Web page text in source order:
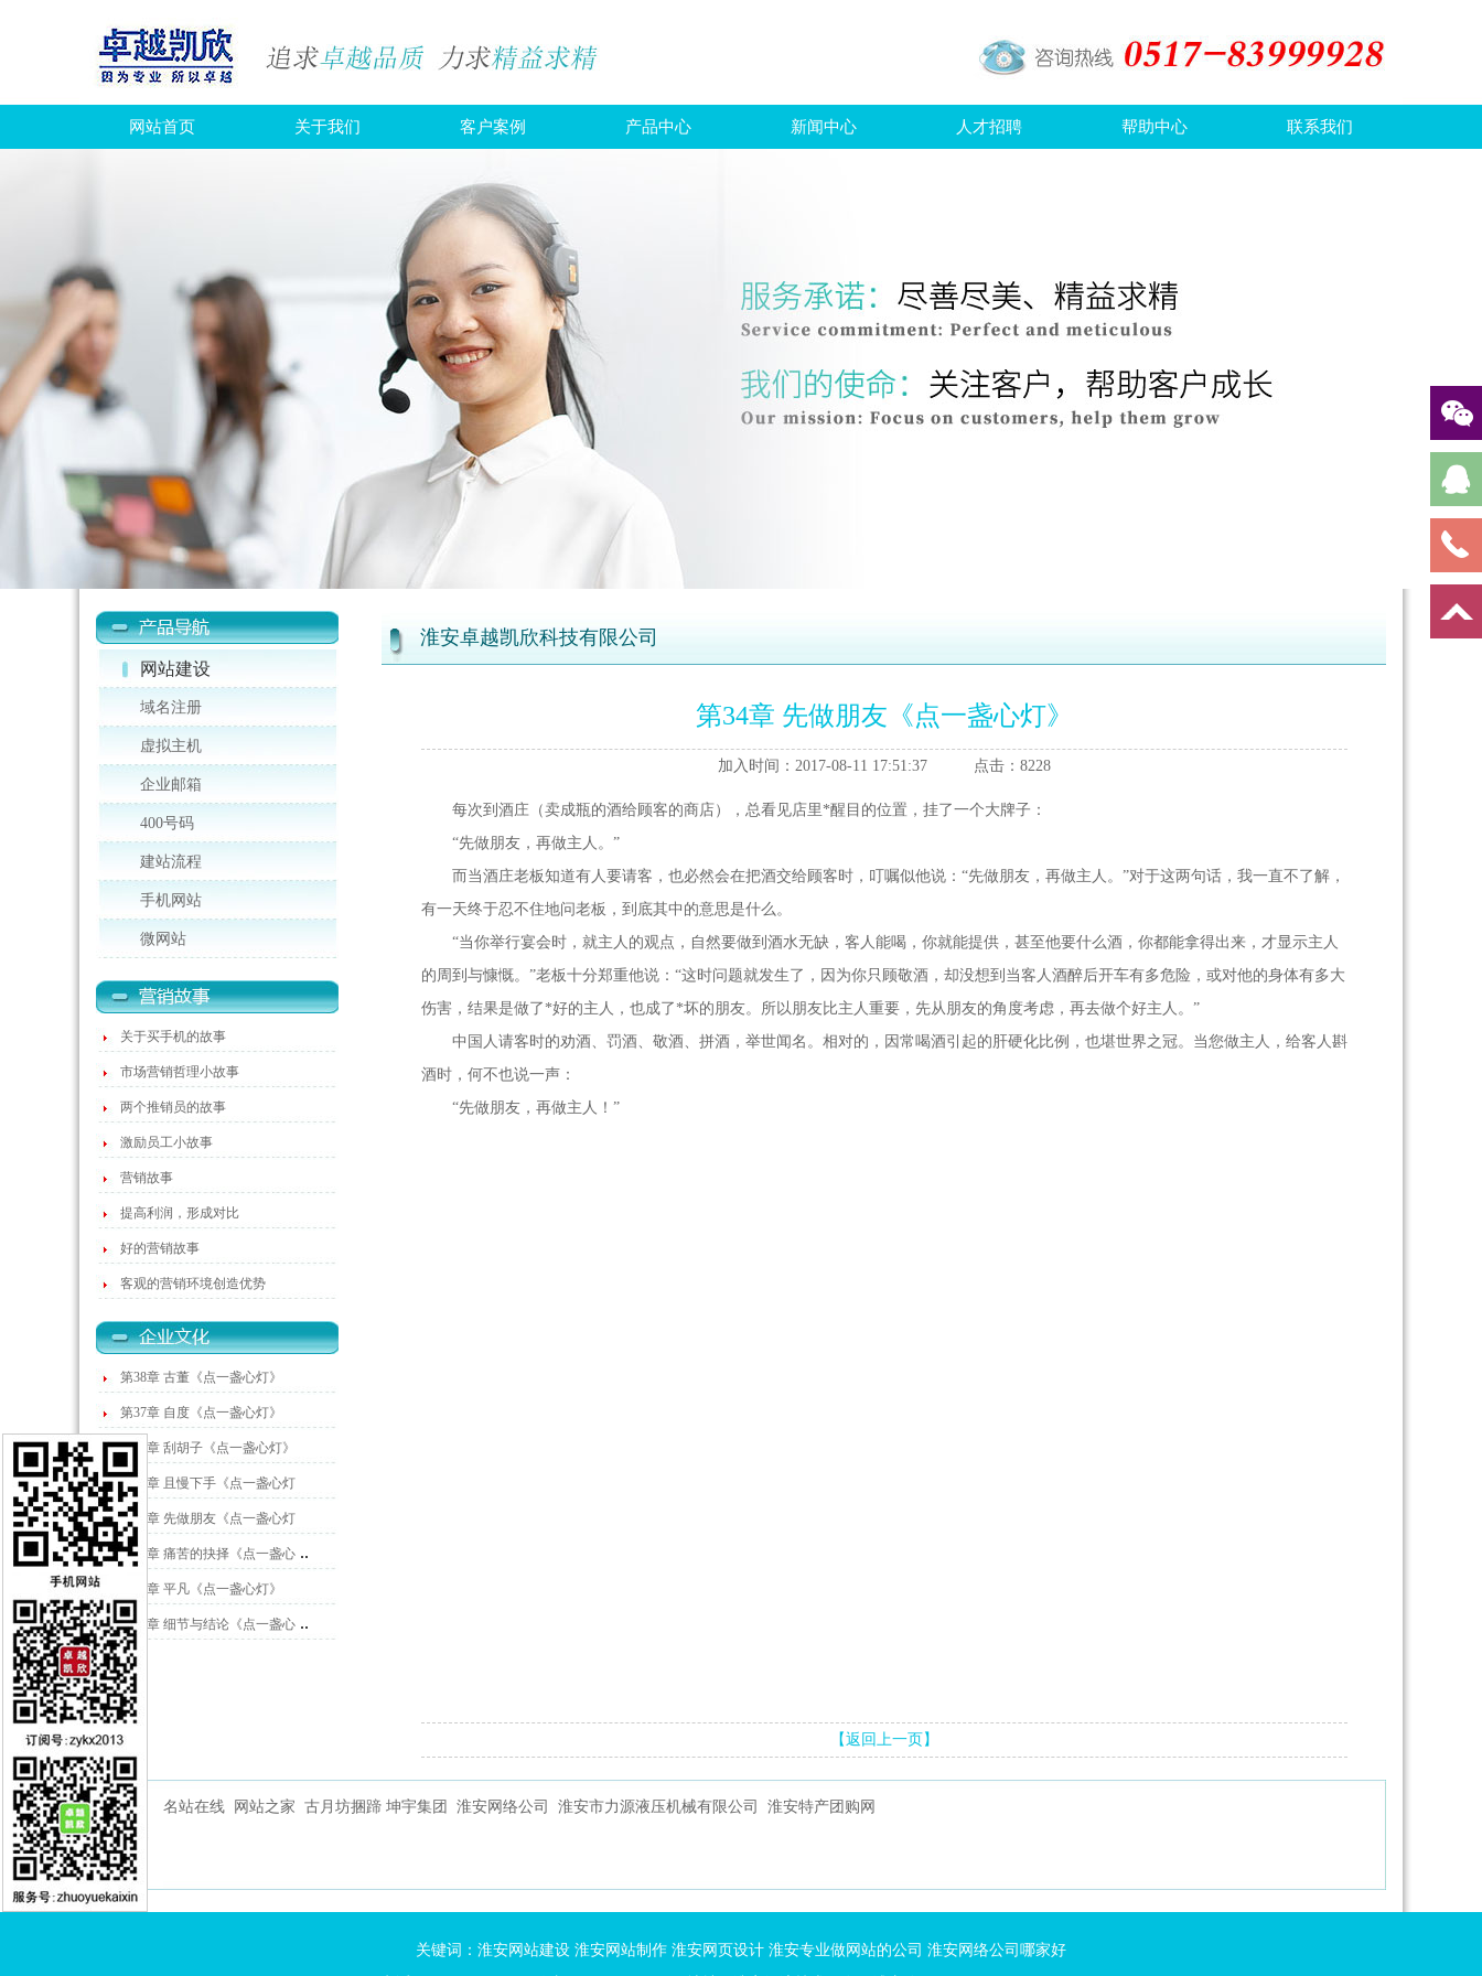
网站首页 关于我们 客户案例 产品中心 新闻中心 人才招聘 帮助中心 联系我们
网站建设
域名注册
虚拟主机
企业邮箱
400号码
建站流程
手机网站
微网站
关于买手机的故事
市场营销哲理小故事
两个推销员的故事
激励员工小故事
营销故事
提高利润，形成对比
好的营销故事
客观的营销环境创造优势
第38章 古董《点一盏心灯》
第37章 自度《点一盏心灯》
第36章 刮胡子《点一盏心灯》
第35章 且慢下手《点一盏心灯
第34章 先做朋友《点一盏心灯
第33章 痛苦的抉择《点一盏心 ..
第32章 平凡《点一盏心灯》
第31章 细节与结论《点一盏心 ..
淮安卓越凯欣科技有限公司
第34章 先做朋友《点一盏心灯》
加入时间：2017-08-11 17:51:37 点击：8228
每次到酒庄（卖成瓶的酒给顾客的商店），总看见店里*醒目的位置，挂了一个大牌子：
“先做朋友，再做主人。”
而当酒庄老板知道有人要请客，也必然会在把酒交给顾客时，叮嘱似他说：“先做朋友，再做主人。”对于这两句话，我一直不了解，
有一天终于忍不住地问老板，到底其中的意思是什么。
“当你举行宴会时，就主人的观点，自然要做到酒水无缺，客人能喝，你就能提供，甚至他要什么酒，你都能拿得出来，才显示主人
的周到与慷慨。”老板十分郑重他说：“这时问题就发生了，因为你只顾敬酒，却没想到当客人酒醉后开车有多危险，或对他的身体有多大
伤害，结果是做了*好的主人，也成了*坏的朋友。所以朋友比主人重要，先从朋友的角度考虑，再去做个好主人。”
中国人请客时的劝酒、罚酒、敬酒、拼酒，举世闻名。相对的，因常喝酒引起的肝硬化比例，也堪世界之冠。当您做主人，给客人斟
酒时，何不也说一声：
“先做朋友，再做主人！”
【返回上一页】
名站在线 网站之家 古月坊捆蹄 坤宇集团 淮安网络公司 淮安市力源液压机械有限公司 淮安特产团购网
关键词： 淮安网站建设 淮安网站制作 淮安网页设计 淮安专业做网站的公司 淮安网络公司哪家好